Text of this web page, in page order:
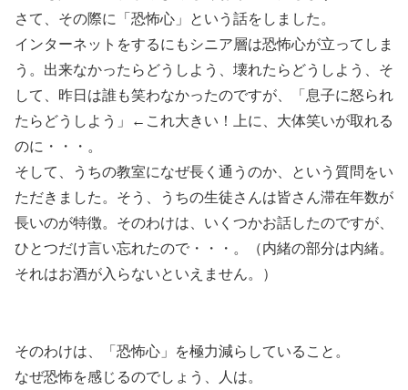
さて、その際に「恐怖心」という話をしました。
インターネットをするにもシニア層は恐怖心が立ってしま
う。出来なかったらどうしよう、壊れたらどうしよう、そ
して、昨日は誰も笑わなかったのですが、「息子に怒られ
たらどうしよう」←これ大きい！上に、大体笑いが取れる
のに・・・。
そして、うちの教室になぜ長く通うのか、という質問をい
ただきました。そう、うちの生徒さんは皆さん滞在年数が
長いのが特徴。そのわけは、いくつかお話したのですが、
ひとつだけ言い忘れたので・・・。（内緒の部分は内緒。
それはお酒が入らないといえません。）
そのわけは、「恐怖心」を極力減らしていること。
なぜ恐怖を感じるのでしょう、人は。